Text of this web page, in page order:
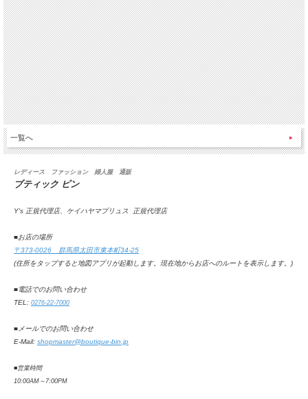
一覧へ
レディース ファッション 婦人服 通販
ブティック ビン
Y's 正規代理店、ケイハヤマプリュス 正規代理店
■お店の場所
〒373-0026 群馬県太田市東本町34-25
(住所をタップすると地図アプリが起動します。 現在地からお店へのルートを表示します。 )
■電話でのお問い合わせ
TEL: 0276-22-7000
■メールでのお問い合わせ
E-Mail: shopmaster@boutique-bin.jp
■営業時間
10:00AM ～ 7:00PM